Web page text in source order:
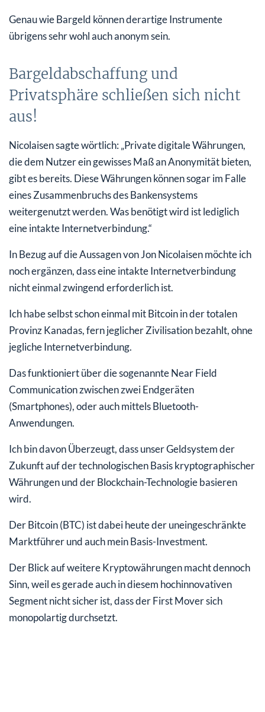
Genau wie Bargeld können derartige Instrumente
übrigens sehr wohl auch anonym sein.
Bargeldabschaffung und
Privatsphäre schließen sich nicht
aus!
Nicolaisen sagte wörtlich: „Private digitale Währungen,
die dem Nutzer ein gewisses Maß an Anonymität bieten,
gibt es bereits. Diese Währungen können sogar im Falle
eines Zusammenbruchs des Bankensystems
weitergenutzt werden. Was benötigt wird ist lediglich
eine intakte Internetverbindung.“
In Bezug auf die Aussagen von Jon Nicolaisen möchte ich
noch ergänzen, dass eine intakte Internetverbindung
nicht einmal zwingend erforderlich ist.
Ich habe selbst schon einmal mit Bitcoin in der totalen
Provinz Kanadas, fern jeglicher Zivilisation bezahlt, ohne
jegliche Internetverbindung.
Das funktioniert über die sogenannte Near Field
Communication zwischen zwei Endgeräten
(Smartphones), oder auch mittels Bluetooth-
Anwendungen.
Ich bin davon Überzeugt, dass unser Geldsystem der
Zukunft auf der technologischen Basis kryptographischer
Währungen und der Blockchain-Technologie basieren
wird.
Der Bitcoin (BTC) ist dabei heute der uneingeschränkte
Marktführer und auch mein Basis-Investment.
Der Blick auf weitere Kryptowährungen macht dennoch
Sinn, weil es gerade auch in diesem hochinnovativen
Segment nicht sicher ist, dass der First Mover sich
monopolartig durchsetzt.